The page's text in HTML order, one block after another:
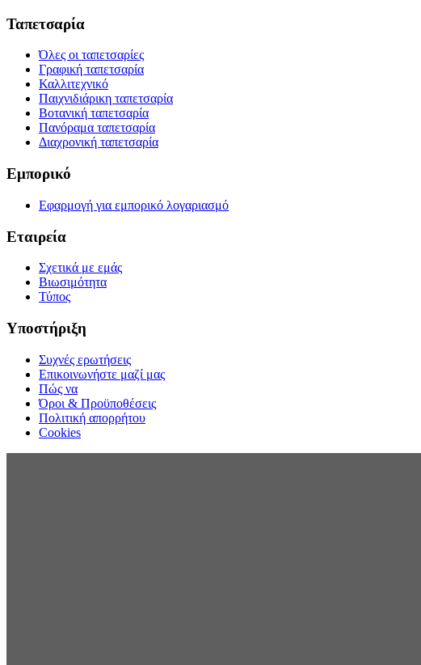
Ταπετσαρία
Όλες οι ταπετσαρίες
Γραφική ταπετσαρία
Καλλιτεχνικό
Παιχνιδιάρικη ταπετσαρία
Βοτανική ταπετσαρία
Πανόραμα ταπετσαρία
Διαχρονική ταπετσαρία
Εμπορικό
Εφαρμογή για εμπορικό λογαριασμό
Εταιρεία
Σχετικά με εμάς
Βιωσιμότητα
Τύπος
Υποστήριξη
Συχνές ερωτήσεις
Επικοινωνήστε μαζί μας
Πώς να
Όροι & Προϋποθέσεις
Πολιτική απορρήτου
Cookies